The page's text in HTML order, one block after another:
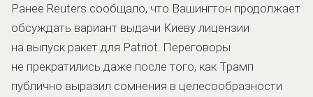
Ранее Reuters сообщало, что Вашингтон продолжает
обсуждать вариант выдачи Киеву лицензии
на выпуск ракет для Patriot. Переговоры
не прекратились даже после того, как Трамп
публично выразил сомнения в целесообразности